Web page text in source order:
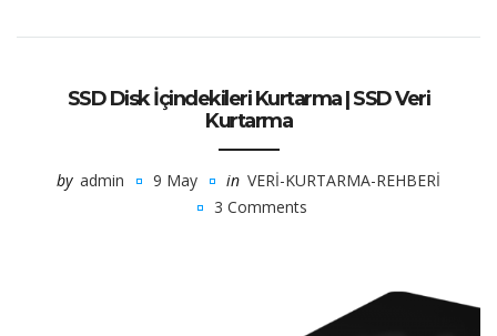
SSD Disk İçindekileri Kurtarma | SSD Veri
Kurtarma
by admin 9 May in VERI-KURTARMA-REHBERI
3 Comments